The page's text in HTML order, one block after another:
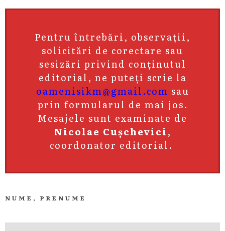
Pentru întrebări, observații,
solicitări de corectare sau
sesizări privind conținutul
editorial, ne puteți scrie la
oamenisikm@gmail.com sau
prin formularul de mai jos.
Mesajele sunt examinate de
Nicolae Cușchevici,
coordonator editorial.
NUME, PRENUME